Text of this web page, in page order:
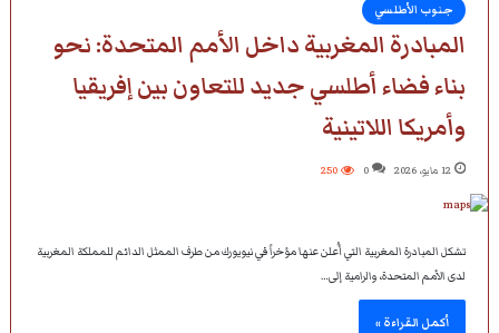
جنوب الأطلسي
المبادرة المغربية داخل الأمم المتحدة: نحو
بناء فضاء أطلسي جديد للتعاون بين إفريقيا
وأمريكا اللاتينية
12 مايو، 2026 0
250
تشكل المبادرة المغربية التي أُعلن عنها مؤخراً في نيويورك من طرف الممثل الدائم للمملكة المغربية
لدى الأمم المتحدة، والرامية إلى…
أكمل القراءة »